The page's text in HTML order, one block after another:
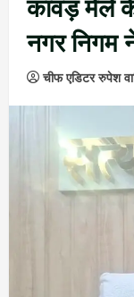
नगर निगम
चीफ एडिटर रुपेश